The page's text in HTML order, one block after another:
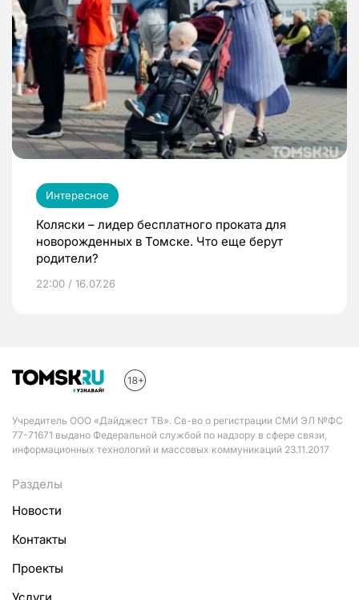
Интересное
Коляски – лидер бесплатного проката для
новорожденных в Томске. Что еще берут
родители?
22:00 / 16.07.26
Учредитель ООО «Дайджест ТВ». Св-во о регистрации СМИ ЭЛ №ФС
77-71671 выдано Федеральной службой по надзору в сфере связи,
информационных технологий и массовых коммуникаций 23.11.2017
Разделы
Новости
Контакты
Проекты